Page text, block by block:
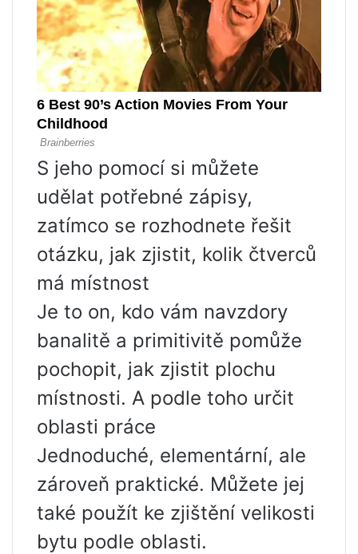
S jeho pomocí si můžete
udělat potřebné zápisy,
zatímco se rozhodnete řešit
otázku, jak zjistit, kolik čtverců
má místnost
Je to on, kdo vám navzdory
banalitě a primitivitě pomůže
pochopit, jak zjistit plochu
místnosti. A podle toho určit
oblasti práce
Jednoduché, elementární, ale
zároveň praktické. Můžete jej
také použít ke zjištění velikosti
bytu podle oblasti.